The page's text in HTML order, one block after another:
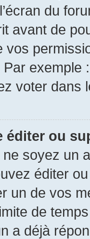
du
avant de
vos
exemple
voter dans
éditer ou
soyez un
éditer
un de vos
de
a déjà